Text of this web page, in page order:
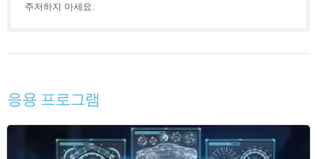
주저하지 마세요.
응용 프로그램